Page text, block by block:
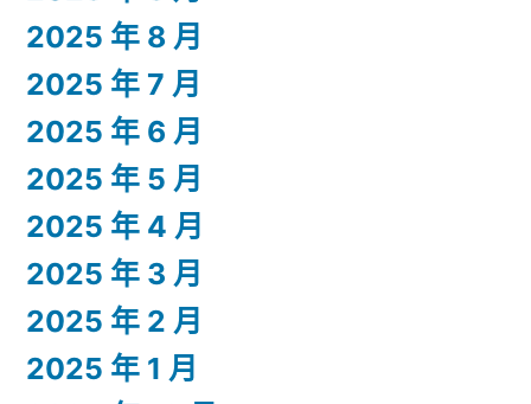
2025 年 8 月
2025 年 7 月
2025 年 6 月
2025 年 5 月
2025 年 4 月
2025 年 3 月
2025 年 2 月
2025 年 1 月